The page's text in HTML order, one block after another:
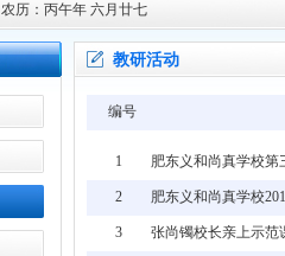
农历：丙午年 六月廿七
教研活动
编号
1 肥东义和尚真学校第
2 肥东义和尚真学校
3 张尚镯校长亲上示范